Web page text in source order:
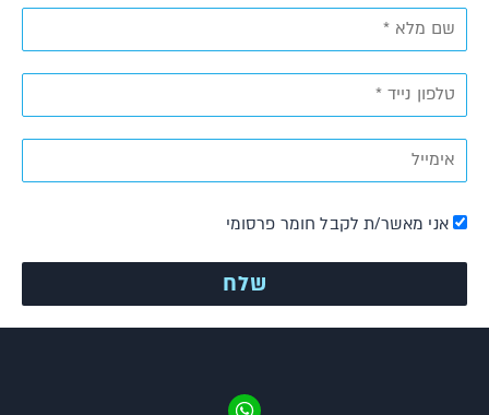
אני מאשר/ת לקבל חומר פרסומי